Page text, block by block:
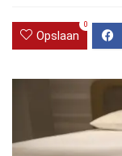
Opslaan
0